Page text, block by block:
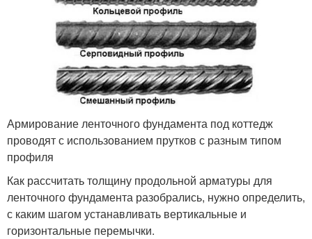
Армирование ленточного фундамента под коттедж
проводят с использованием прутков с разным типом
профиля
Как рассчитать толщину продольной арматуры для
ленточного фундамента разобрались, нужно определить,
с каким шагом устанавливать вертикальные и
горизонтальные перемычки.